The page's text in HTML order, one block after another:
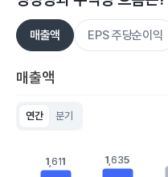
매출액 EPS 주당순이익
매출액
연간 분기
View as data table, Chart
1,611
1,611 1,635
1,635